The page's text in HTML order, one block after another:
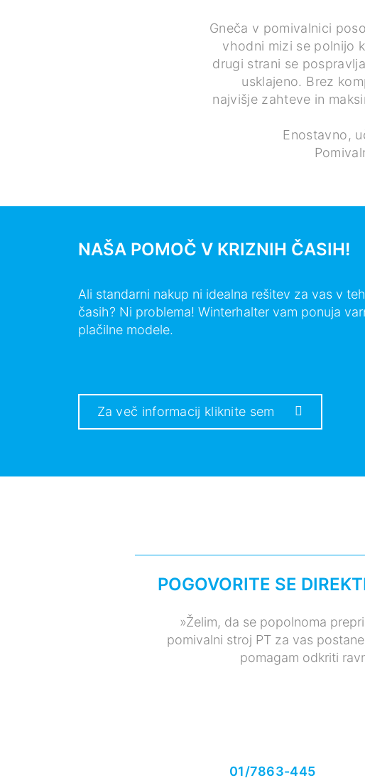
Gneča v pomivalnici
vhodni mizi se polnijo
drugi strani se
usklajeno. Brez
najvišje zahteve in
Enostavno,
NAŠA POMOČ V KRIZNIH ČASIH!
Ali standarni nakup ni idealna rešitev za vas v
časih? Ni problema! Winterhalter vam ponuja
plačilne modele.
Za več informacij kliknite sem
POGOVORITE SE
»Želim, da se popolnoma
pomivalni stroj PT za vas
pomagam odkriti
01/7863-445